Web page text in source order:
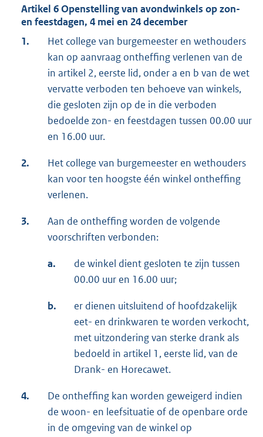
Artikel 6 Openstelling van avondwinkels op zon-
en feestdagen, 4 mei en 24 december
1.
Het college van burgemeester en wethouders
kan op aanvraag ontheffing verlenen van de
in artikel 2, eerste lid, onder a en b van de wet
vervatte verboden ten behoeve van winkels,
die gesloten zijn op de in die verboden
bedoelde zon- en feestdagen tussen 00.00 uur
en 16.00 uur.
2.
Het college van burgemeester en wethouders
kan voor ten hoogste één winkel ontheffing
verlenen.
3.
Aan de ontheffing worden de volgende
voorschriften verbonden:
a.
de winkel dient gesloten te zijn tussen
00.00 uur en 16.00 uur;
b.
er dienen uitsluitend of hoofdzakelijk
eet- en drinkwaren te worden verkocht,
met uitzondering van sterke drank als
bedoeld in artikel 1, eerste lid, van de
Drank- en Horecawet.
4.
De ontheffing kan worden geweigerd indien
de woon- en leefsituatie of de openbare orde
in de omgeving van de winkel op